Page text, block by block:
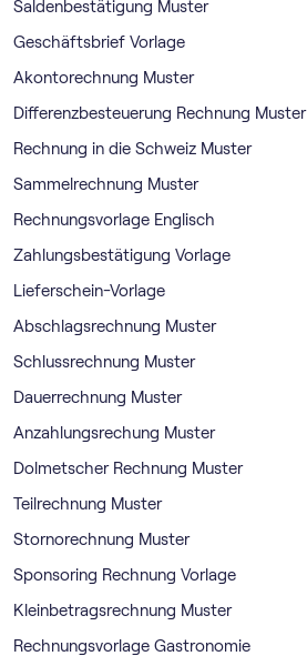
Saldenbestätigung Muster
Geschäftsbrief Vorlage
Akontorechnung Muster
Differenzbesteuerung Rechnung Muster
Rechnung in die Schweiz Muster
Sammelrechnung Muster
Rechnungsvorlage Englisch
Zahlungsbestätigung Vorlage
Lieferschein-Vorlage
Abschlagsrechnung Muster
Schlussrechnung Muster
Dauerrechnung Muster
Anzahlungsrechung Muster
Dolmetscher Rechnung Muster
Teilrechnung Muster
Stornorechnung Muster
Sponsoring Rechnung Vorlage
Kleinbetragsrechnung Muster
Rechnungsvorlage Gastronomie